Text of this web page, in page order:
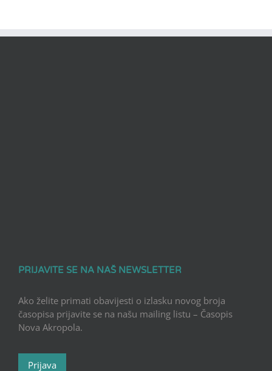
PRIJAVITE SE NA NAŠ NEWSLETTER
Ako želite primati obavijesti o izlasku novog broja
časopisa prijavite se na našu mailing listu – Časopis
Nova Akropola.
Prijava